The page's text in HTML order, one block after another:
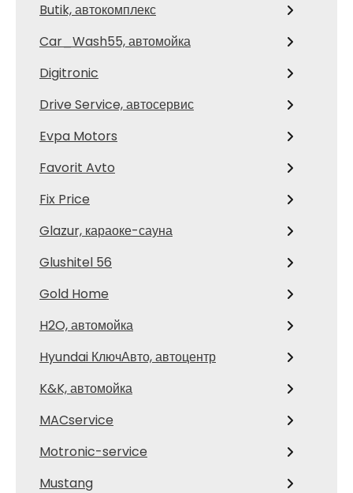
Butik, автокомплекс
Car_Wash55, автомойка
Digitronic
Drive Service, автосервис
Evpa Motors
Favorit Avto
Fix Price
Glazur, караоке-сауна
Glushitel 56
Gold Home
H2O, автомойка
Hyundai КлючАвто, автоцентр
K&K, автомойка
MACservice
Motronic-service
Mustang